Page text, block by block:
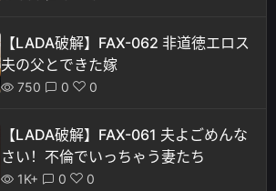
【LADA破解】FAX-062 非道徳エロス
夫の父とできた嫁
750 0 0
【LADA破解】FAX-061 夫よごめんな
さい！不倫でいっちゃう妻たち
1K+ 0 0